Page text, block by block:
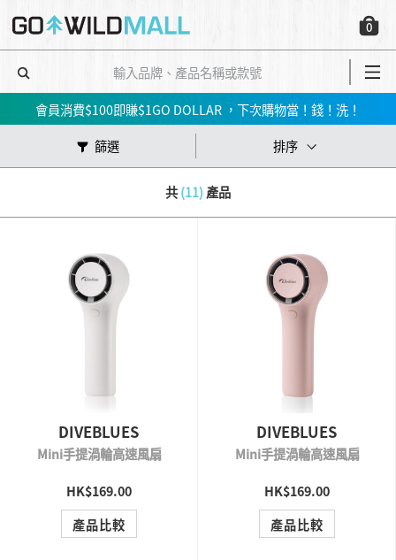
0
✅立即註冊，即享$200迎新折扣優惠!
【📣網店優惠】指定產品低至5件；買3件再85折 ‼️🛍➡️立即買
會員消費$100即賺$1GO DOLLAR ，下次購物當！錢！洗！
篩選 排序
共(11) 產品
QUICK VIEW
DIVEBLUES
Mini手提渦輪高速風扇
HK$169.00
產品比較
QUICK VIEW
DIVEBLUES
Mini手提渦輪高速風扇
HK$169.00
產品比較